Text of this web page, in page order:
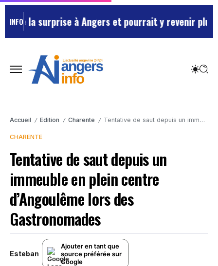
INFOla surprise à Angers et pourrait y revenir plus
Accueil / Edition / Charente / Tentative de saut depuis un immeuble en plein centre d’Angoulême lors des Gastronomades
CHARENTE
Tentative de saut depuis un
immeuble en plein centre
d’Angoulême lors des
Gastronomades
Esteban
Ajouter en tant que
source préférée sur
Google